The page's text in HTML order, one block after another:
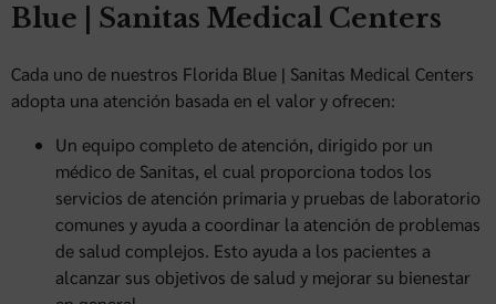
Blue | Sanitas Medical Centers
Cada uno de nuestros Florida Blue | Sanitas Medical Centers
adopta una atención basada en el valor y ofrecen:
Un equipo completo de atención, dirigido por un
médico de Sanitas, el cual proporciona todos los
servicios de atención primaria y pruebas de laboratorio
comunes y ayuda a coordinar la atención de problemas
de salud complejos. Esto ayuda a los pacientes a
alcanzar sus objetivos de salud y mejorar su bienestar